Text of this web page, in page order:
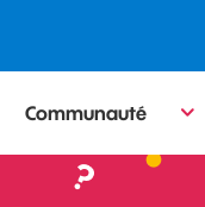
Communauté